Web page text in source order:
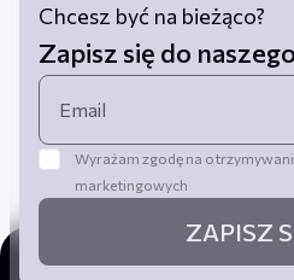
Chcesz być na bieżąco?
Zapisz się do
Wyrażam zgodę na
marketingowych
ZAPISZ